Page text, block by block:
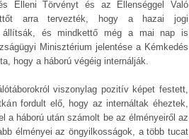
Elleni Törvényt és az Ellenséggel Való
arra tervezték, hogy a hazai jogi
állítsák, és mindkettő még a mai nap is
Minisztérium jelentése a Kémkedés
hogy a háború végéig internálják.
viszonylag pozitív képet festett,
fordult elő, hogy az internáltak éheztek,
a háború után számolt be az élményeiről az
élményei az öngyilkosságok, a több tucat